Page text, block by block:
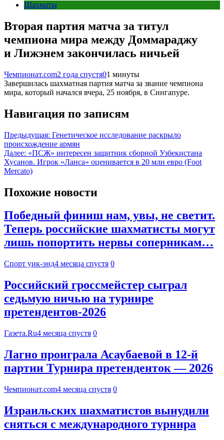
Шахматы
Вторая партия матча за титул
чемпиона мира между Доммараджу
и Лижэнем закончилась ничьей
Чемпионат.com2 года спустя01 минуты
Завершилась шахматная партия матча за звание чемпиона
мира, который начался вчера, 25 ноября, в Сингапуре.
Навигация по записям
Предыдущая: Генетическое исследование раскрыло
происхождение армян
Далее: «ПСЖ» интересен защитник сборной Узбекистана
Хусанов. Игрок «Ланса» оценивается в 20 млн евро (Foot
Mercato)
Похожие новости
Победный финиш нам, увы, не светит.
Теперь российские шахматисты могут
лишь попортить нервы соперникам…
Спорт уик-энд4 месяца спустя 0
Российский гроссмейстер сыграл
седьмую ничью на турнире
претендентов-2026
Газета.Ru4 месяца спустя 0
Лагно проиграла Асаубаевой в 12-й
партии Турнира претенденток — 2026
Чемпионат.com4 месяца спустя 0
Израильских шахматистов вынудили
сняться с международного турнира